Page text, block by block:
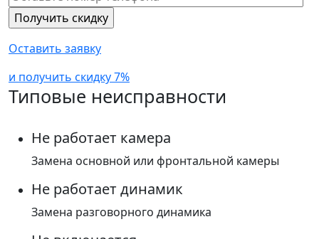
Оставить заявку
и получить скидку 7%
Типовые неисправности
Не работает камера
Замена основной или фронтальной камеры
Не работает динамик
Замена разговорного динамика